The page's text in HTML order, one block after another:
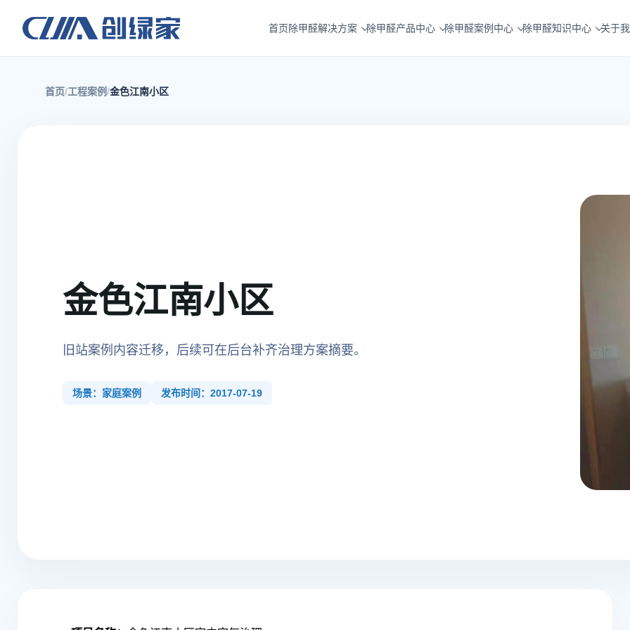
首页除甲醛解决方案 除甲醛产品中心 除甲醛案例中心 除甲醛知识中心 关于
首页 工程案例 金色江南小区
金色江南小区
旧站案例内容迁移，后续可在后台补齐治理方案摘要。
场景：家庭案例 发布时间：2017-07-19